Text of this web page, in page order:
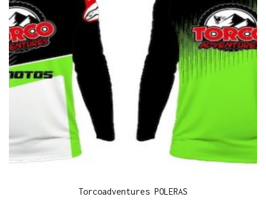
Torcoadventures POLERAS